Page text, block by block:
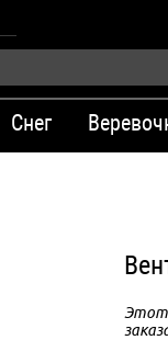
Снег
Этот